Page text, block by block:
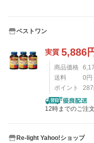
ベストワン
実質 5,886
商品価格
送料
0円
ポイント
287
12時までのご注
Re-light Yahoo!ショップ